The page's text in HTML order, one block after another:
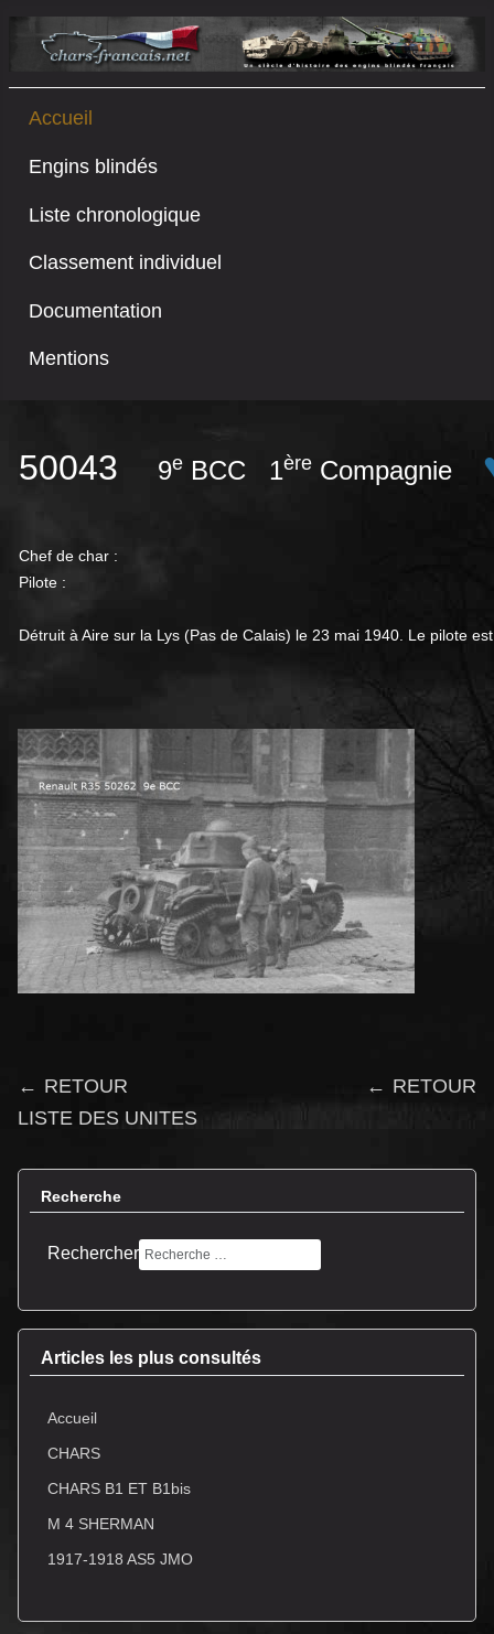
Accueil
Engins blindés
Liste chronologique
Classement individuel
Documentation
Mentions
50043 9e BCC 1ère Compagnie
Chef de char :
Pilote :
Détruit à Aire sur la Lys (Pas de Calais) le 23 mai 1940. Le pilote
← RETOUR
← RETOUR
LISTE DES UNITES
Recherche
Rechercher
Articles les plus consultés
Accueil
CHARS
CHARS B1 ET B1bis
M 4 SHERMAN
1917-1918 AS5 JMO